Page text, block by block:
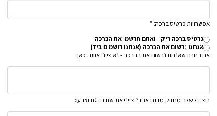
אפשרויות כרטיס ברכה: *
כרטיס ברכה ריק - ואתם תרשמו את הברכה
אנחנו נרשום את הברכה (אנחנו רושמים ביד)
אם בחרת שאנחנו נרשום את הברכה - נא צייני אותה כאן:
רוצה לשלב מחזיק מדגם אחר? צייני את שם הדגם וצבעו: